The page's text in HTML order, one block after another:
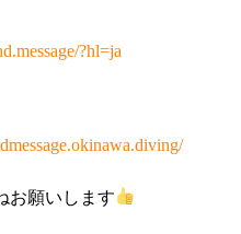
?hl=ja
お願いします